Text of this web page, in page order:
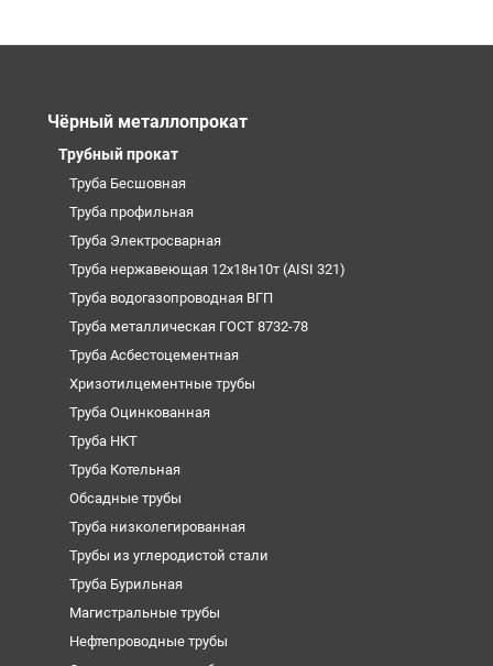
Чёрный металлопрокат
Трубный прокат
Труба Бесшовная
Труба профильная
Труба Электросварная
Труба нержавеющая 12х18н10т (AISI 321)
Труба водогазопроводная ВГП
Труба металлическая ГОСТ 8732-78
Труба Асбестоцементная
Хризотилцементные трубы
Труба Оцинкованная
Труба НКТ
Труба Котельная
Обсадные трубы
Труба низколегированная
Трубы из углеродистой стали
Труба Бурильная
Магистральные трубы
Нефтепроводные трубы